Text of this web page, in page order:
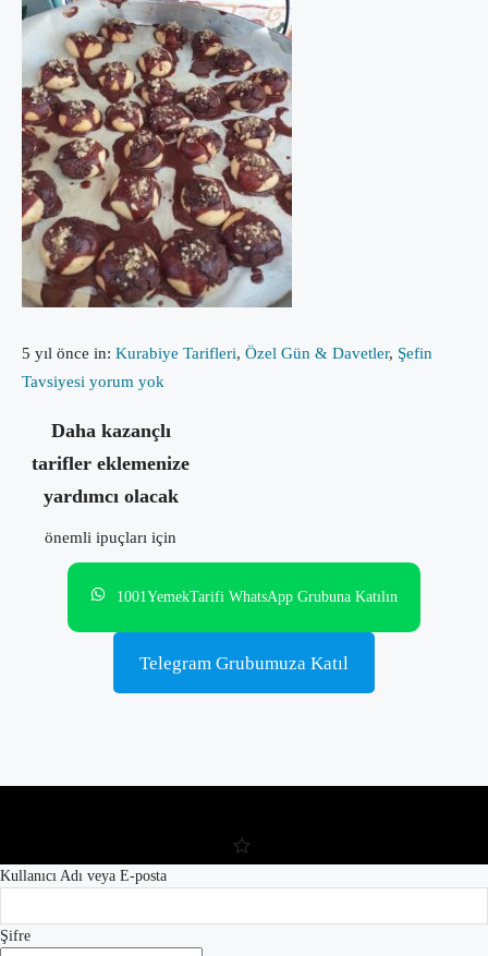
5 yıl önce in: Kurabiye Tarifleri, Özel Gün & Davetler, Şefin
Tavsiyesi yorum yok
Daha kazançlı
tarifler eklemenize
yardımcı olacak
önemli ipuçları için
1001YemekTarifi WhatsApp Grubuna Katılın
Telegram Grubumuza Katıl
Kullanıcı Adı veya E-posta
Şifre